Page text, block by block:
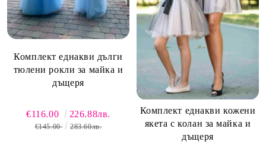
Комплект еднакви дълги
тюлени рокли за майка и
дъщеря
€116.00 226.88лв.
€145.00 283.60лв.
Комплект еднакви кожени
якета с колан за майка и
дъщеря